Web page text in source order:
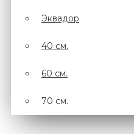
Эквадор
40 см.
60 см.
70 см.